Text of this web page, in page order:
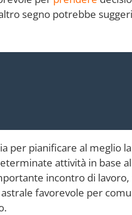
segno potrebbe
per pianificare al meglio
attività in base
incontro di
favorevole per